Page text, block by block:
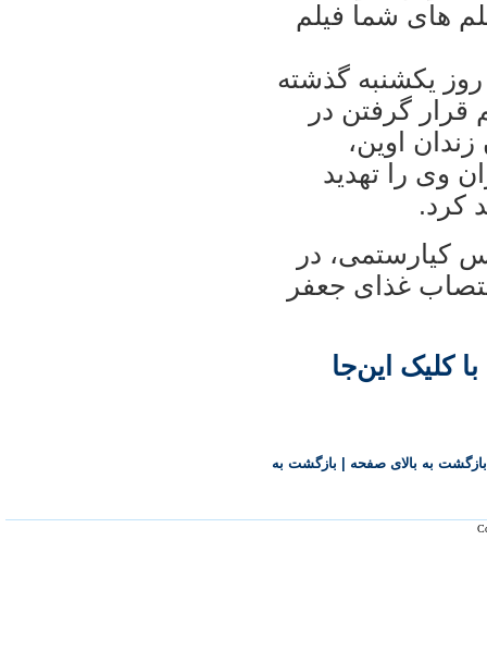
های شما فيلم
يکشنبه گذشته
گرفتن در
اوين،
وی را تهديد
کرد.‏
کيارستمی، در
غذای جعفر
کليک اين‌جا
بازگشت به بالای صفحه بازگشت به